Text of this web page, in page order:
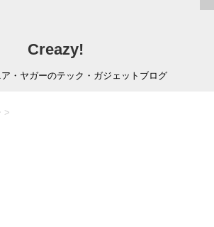
Creazy!
・ヤガーのテック・ガジェットブログ
>